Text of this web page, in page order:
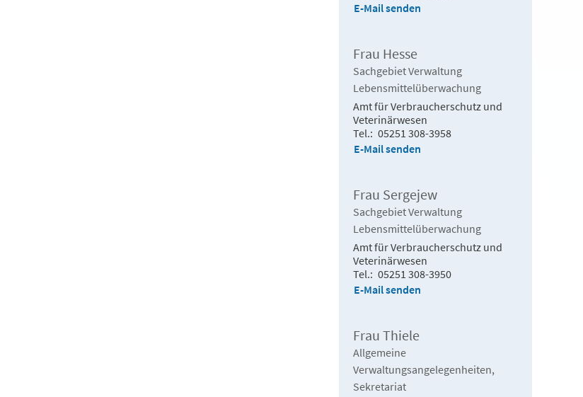
E-Mail senden
Frau Hesse
Sachgebiet Verwaltung
Lebensmittelüberwachung
Amt für Verbraucherschutz und
Veterinärwesen
Tel. 05251 308-3958
E-Mail senden
Frau Sergejew
Sachgebiet Verwaltung
Lebensmittelüberwachung
Amt für Verbraucherschutz und
Veterinärwesen
Tel. 05251 308-3950
E-Mail senden
Frau Thiele
Allgemeine
Verwaltungsangelegenheiten,
Sekretariat